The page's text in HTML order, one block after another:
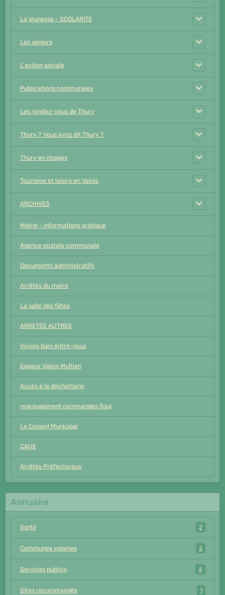
La jeunesse - SCOLARITE
Les séniors
L'action sociale
Publications communales
Les rendez-vous de Thury
Thury ? Vous avez dit Thury ?
Thury en images
Tourisme et loisirs en Valois
ARCHIVES
Mairie - informations pratique
Agence postale communale
Documents administratifs
Arrêtés du maire
La salle des fêtes
ARRETES AUTRES
Vivons bien entre-nous
Espace Valois Multien
Accès à la déchetterie
regroupement commandes fioul
Le Conseil Municipal
CAUE
Arrêtés Préfectoraux
Annuaire
Sortir 2
Communes voisines 2
Services publics 4
Sites recommandés 1